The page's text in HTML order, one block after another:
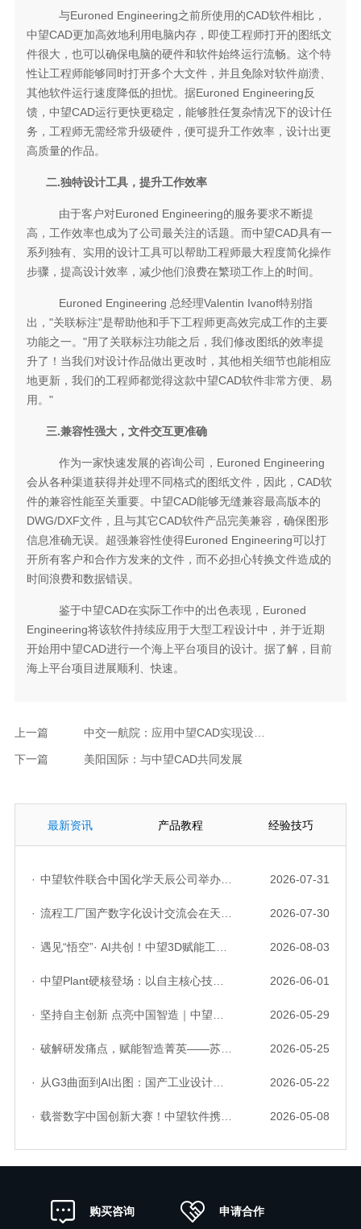
与Euroned Engineering之前所使用的CAD软件相比，
中望CAD更加高效地利用电脑内存，即使工程师打开的图纸文
件很大，也可以确保电脑的硬件和软件始终运行流畅。这个特
性让工程师能够同时打开多个大文件，并且免除对软件崩溃、
其他软件运行速度降低的担忧。据Euroned Engineering反
馈，中望CAD运行更快更稳定，能够胜任复杂情况下的设计任
务，工程师无需经常升级硬件，便可提升工作效率，设计出更
高质量的作品。
二.独特设计工具，提升工作效率
由于客户对Euroned Engineering的服务要求不断提
高，工作效率也成为了公司最关注的话题。而中望CAD具有一
系列独有、实用的设计工具可以帮助工程师最大程度简化操作
步骤，提高设计效率，减少他们浪费在繁琐工作上的时间。
Euroned Engineering 总经理Valentin Ivanof特别指
出，"关联标注"是帮助他和手下工程师更高效完成工作的主要
功能之一。"用了关联标注功能之后，我们修改图纸的效率提
升了！当我们对设计作品做出更改时，其他相关细节也能相应
地更新，我们的工程师都觉得这款中望CAD软件非常方便、易
用。"
三.兼容性强大，文件交互更准确
作为一家快速发展的咨询公司，Euroned Engineering
会从各种渠道获得并处理不同格式的图纸文件，因此，CAD软
件的兼容性能至关重要。中望CAD能够无缝兼容最高版本的
DWG/DXF文件，且与其它CAD软件产品完美兼容，确保图形
信息准确无误。超强兼容性使得Euroned Engineering可以打
开所有客户和合作方发来的文件，而不必担心转换文件造成的
时间浪费和数据错误。
鉴于中望CAD在实际工作中的出色表现，Euroned
Engineering将该软件持续应用于大型工程设计中，并于近期
开始用中望CAD进行一个海上平台项目的设计。据了解，目前
海上平台项目进展顺利、快速。
上一篇 中交一航院：应用中望CAD实现设计效率与品质双收
下一篇 美阳国际：与中望CAD共同发展
最新资讯 产品教程 经验技巧
· 中望软件联合中国化学天辰公司举办“走进标杆企业”研讨会，共探流程工业数字化创新实践 2026-07-31
· 流程工厂国产数字化设计交流会在天津召开，中望自主CAD底座助力行业数字化转型实践获广泛关注 2026-07-30
· 遇见“悟空”· AI共创！中望3D赋能工业设计国产化与AI创新升级 2026-08-03
· 中望Plant硬核登场：以自主核心技术，破解流程工业数据一致性与协同困境 2026-06-01
· 坚持自主创新 点亮中国智造｜中望软件亮相第十届中国网络版权保护与发展大会 2026-05-29
· 破解研发痛点，赋能智造菁英——苏州研发菁英 CTO 成长营暨高级人才认证启动会圆满落幕 2026-05-25
· 从G3曲面到AI出图：国产工业设计软件的硬实力到底怎么样了？ 2026-05-22
· 载誉数字中国创新大赛！中望软件携手三家伙伴，斩获信创赛道多项大奖 2026-05-08
购买咨询 申请合作